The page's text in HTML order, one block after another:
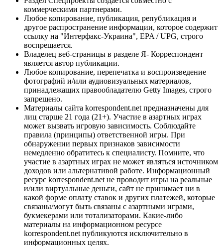
коммерческими партнерами.
Любое копирование, публикация, републикация и
другое распространение информации, которое содержит
ссылку на "Интерфакс-Украина", EPA / UPG, строго
воспрещается.
Владелец веб-страницы в разделе Я- Корреспондент
является автор публикации.
Любое копирование, перепечатка и воспроизведение
фотографий и/или аудиовизуальных материалов,
принадлежащих правообладателю Getty Images, строго
запрещено.
Материалы сайта korrespondent.net предназначены для
лиц старше 21 года (21+). Участие в азартных играх
может вызвать игровую зависимость. Соблюдайте
правила (принципы) ответственной игры. При
обнаружении первых признаков зависимости
немедленно обратитесь к специалисту. Помните, что
участие в азартных играх не может являться источником
доходов или альтернативой работе. Информационный
ресурс korrespondent.net не проводит игры на реальные
и/или виртуальные деньги, сайт не принимает ни в
какой форме оплату ставок и других платежей, которые
связаны/могут быть связаны с азартными играми,
букмекерами или тотализаторами. Какие-либо
материалы на информационном ресурсе
korrespondent.net публикуются исключительно в
информационных целях.